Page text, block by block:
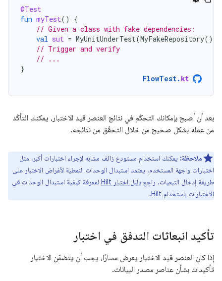
@Test
fun myTest()
{
// Given a class with fake dependencies:
val sut = MyUnitUnderTest(MyFakeRepository())
// Trigger and verify
// ...
}
FlowTest. kt
بعد أن أصبح بإمكانك التحكّم في نتائج العنصر قيد الاختبار، يمكنك التأكّد
من عمله بشكل صحيح من خلال التحقّق من نتائجه.
ملاحظة: يمكنك استخدام مستودع زائف مشابه لإجراء اختبارات أكبر، مثل
اختبارات واجهة المستخدم. يعتمد استبدال الوحدات النمطية لأغراض الاختبار على
طريقة إدخال التبعيات. راجِع دليل اختبار Hilt
لمعرفة كيفية استبدال الوحدات في
الاختبارات باستخدام Hilt.
تأكيد انبعاثات التدفق في اختبار
إذا كان العنصر قيد الاختبار يعرض مسارًا، يجب أن يتضمّن الاختبار
تأكيدات بشأن عناصر مصدر البيانات.